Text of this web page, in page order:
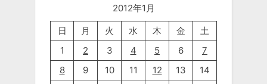
2012年1月
日
月 火 水 木 金
土
1
2 3 4 5 6
7
8
9 10 11 12 13
14